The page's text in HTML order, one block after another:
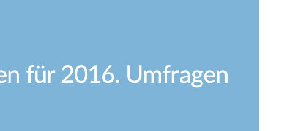
für 2016. Umfragen